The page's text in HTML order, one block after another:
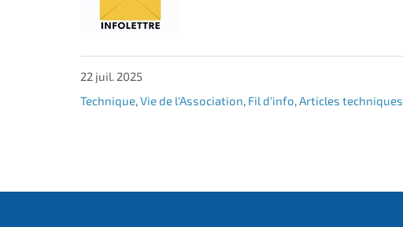
22 juil. 2025
Technique Vie de l'Association Fil d'info Articles techniques